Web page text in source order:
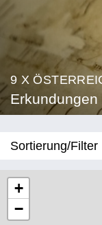
9 X
Sortierung/Filter
+
−